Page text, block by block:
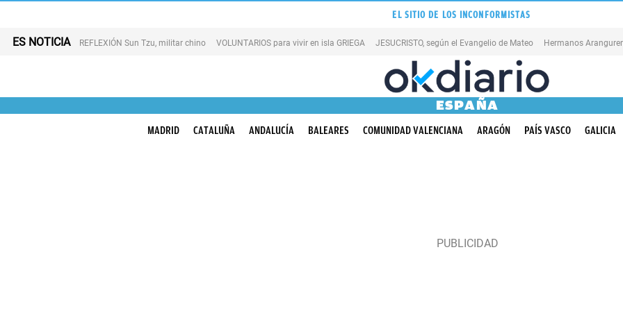
EL SITIO DE LOS INCONFORMISTAS
ES NOTICIA REFLEXIÓN Sun Tzu, militar chino VOLUNTARIOS para vivir en isla GRIEGA JESUCRISTO, según el Evangelio de Mateo Hermanos Aranguren
ESPAÑA
MADRID CATALUÑA ANDALUCÍA BALEARES COMUNIDAD VALENCIANA ARAGÓN PAÍS VASCO GALICIA